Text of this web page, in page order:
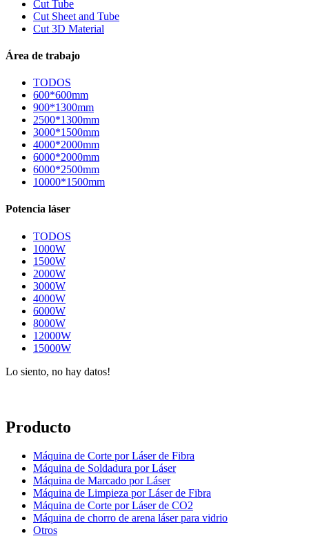
Cut Tube
Cut Sheet and Tube
Cut 3D Material
Área de trabajo
TODOS
600*600mm
900*1300mm
2500*1300mm
3000*1500mm
4000*2000mm
6000*2000mm
6000*2500mm
10000*1500mm
Potencia láser
TODOS
1000W
1500W
2000W
3000W
4000W
6000W
8000W
12000W
15000W
Lo siento, no hay datos!
Producto
Máquina de Corte por Láser de Fibra
Máquina de Soldadura por Láser
Máquina de Marcado por Láser
Máquina de Limpieza por Láser de Fibra
Máquina de Corte por Láser de CO2
Máquina de chorro de arena láser para vidrio
Otros